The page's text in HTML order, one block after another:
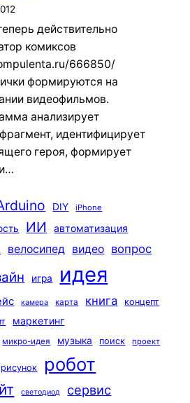
действительно
комиксов
666850/
формируются на
видеофильмов.
анализирует
идентифицирует
героя, формирует
DIY iPhone
ИИ автоматизация
велосипед видео вопрос
игра идея
камера карта книга
концепт
маркетинг
микро-идея музыка поиск проект
рисунок робот
светодиод сервис